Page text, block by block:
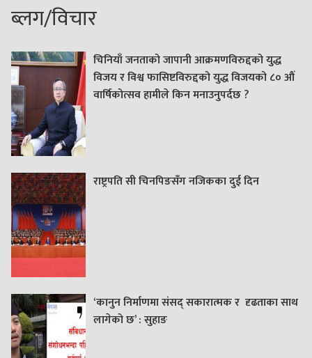
ब्लग/विचार
चिनियाँ जनताको जापानी आक्रमणविरुद्दको युद्ध
विजय र विश्व फासिष्टविरुद्दको युद्ध विजयको ८० औं
वार्षिकोत्सव हामीले किन मनाउनुपर्दछ ?
राष्ट्रपति सी चिनपिङसँग नजिकका दुई दिन
‘कानुन निर्माणमा संसद् सकारात्मक र दृढताका साथ
लागेको छ’ : सुहाङ